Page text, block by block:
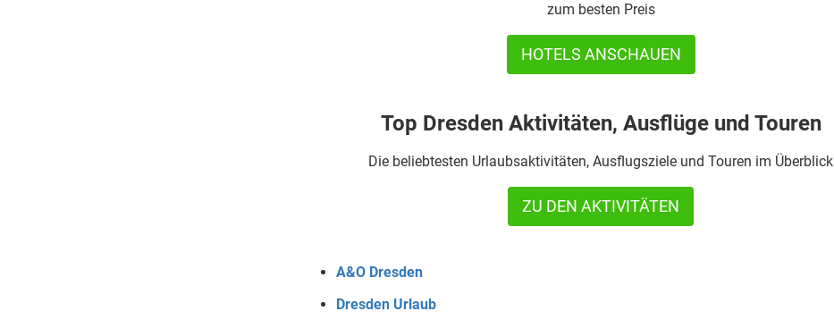
zum besten Preis
HOTELS ANSCHAUEN
Top Dresden Aktivitäten, Ausflüge und Touren
Die beliebtesten Urlaubsaktivitäten, Ausflugsziele und Touren im Überblick
ZU DEN AKTIVITÄTEN
A&O Dresden
Dresden Urlaub